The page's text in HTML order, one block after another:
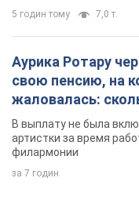
5 годин тому 7,0 т.
Аурика Ротару
свою пенсию, на
жаловалась:
певица
В выплату не была
артистки за время
филармонии
за 7 годин